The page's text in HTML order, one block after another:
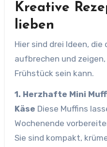
Kreative
lieben
Hier sind drei Ideen,
aufbrechen und
Frühstück sein kann.
1. Herzhafte Mini
Käse Diese Muffins
Wochenende
Sie sind kompakt,